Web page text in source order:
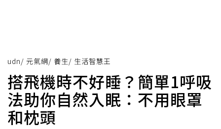
udn/ 元氣網/ 養生/ 生活智慧王
搭飛機時不好睡？簡單1呼吸
法助你自然入眠：不用眼罩
和枕頭